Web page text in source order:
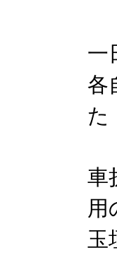
一
各
た
車
用
玉